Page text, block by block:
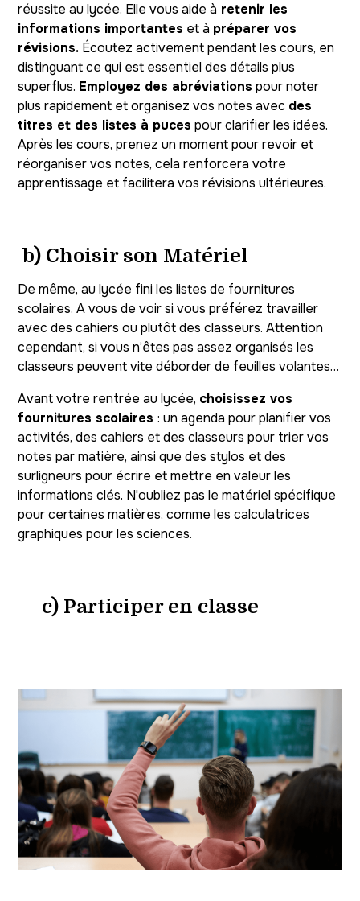
réussite au lycée. Elle vous aide à retenir les
informations importantes et à préparer vos
révisions. Écoutez activement pendant les cours, en
distinguant ce qui est essentiel des détails plus
superflus. Employez des abréviations pour noter
plus rapidement et organisez vos notes avec des
titres et des listes à puces pour clarifier les idées.
Après les cours, prenez un moment pour revoir et
réorganiser vos notes, cela renforcera votre
apprentissage et facilitera vos révisions ultérieures.
b) Choisir son Matériel
De même, au lycée fini les listes de fournitures
scolaires. A vous de voir si vous préférez travailler
avec des cahiers ou plutôt des classeurs. Attention
cependant, si vous n’êtes pas assez organisés les
classeurs peuvent vite déborder de feuilles volantes…
Avant votre rentrée au lycée, choisissez vos
fournitures scolaires: un agenda pour planifier vos
activités, des cahiers et des classeurs pour trier vos
notes par matière, ainsi que des stylos et des
surligneurs pour écrire et mettre en valeur les
informations clés. N'oubliez pas le matériel spécifique
pour certaines matières, comme les calculatrices
graphiques pour les sciences.
c) Participer en classe